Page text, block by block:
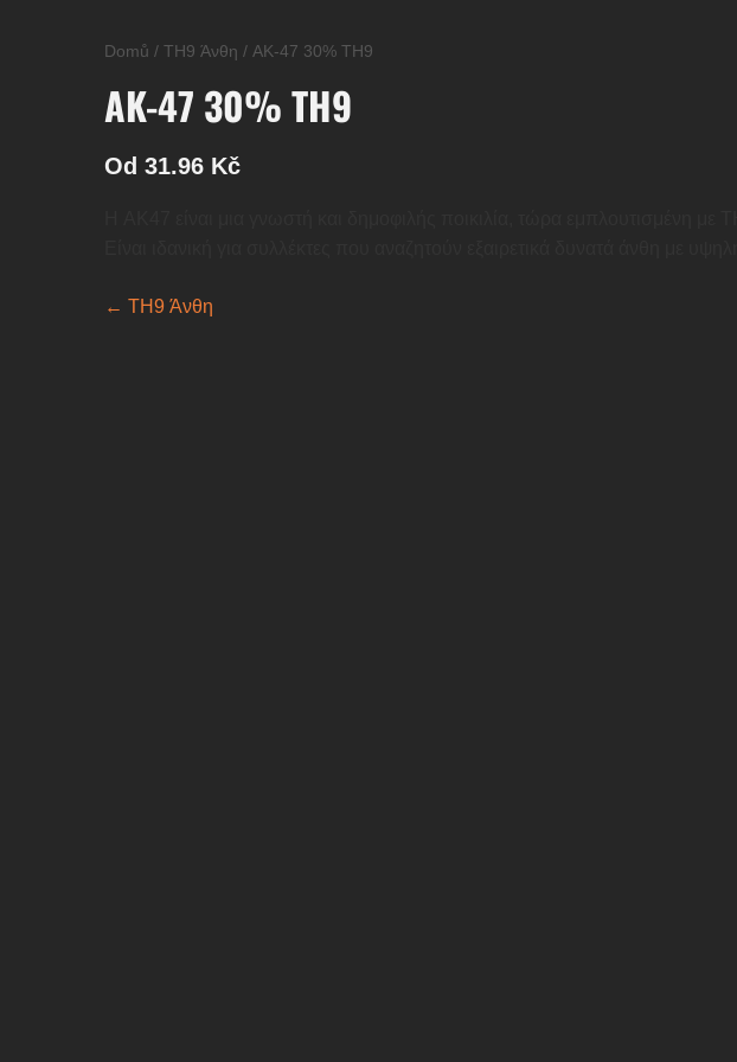
Domů / TH9 Άνθη / AK-47 30% TH9
AK-47 30% TH9
Od 31.96 Kč
← TH9 Άνθη